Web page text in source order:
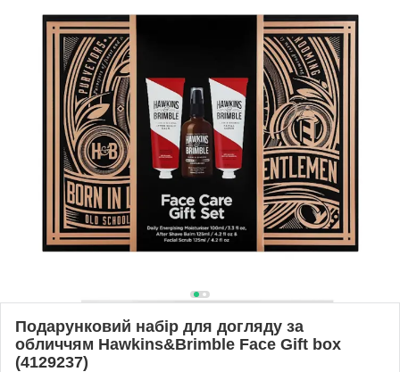
Подарунковий набір для догляду за
обличчям Hawkins&Brimble Face Gift box
(4129237)